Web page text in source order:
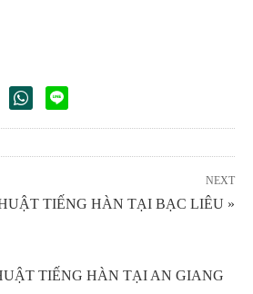
NEXT
TIẾNG HÀN TẠI BẠC LIÊU »
TIẾNG HÀN TẠI AN GIANG